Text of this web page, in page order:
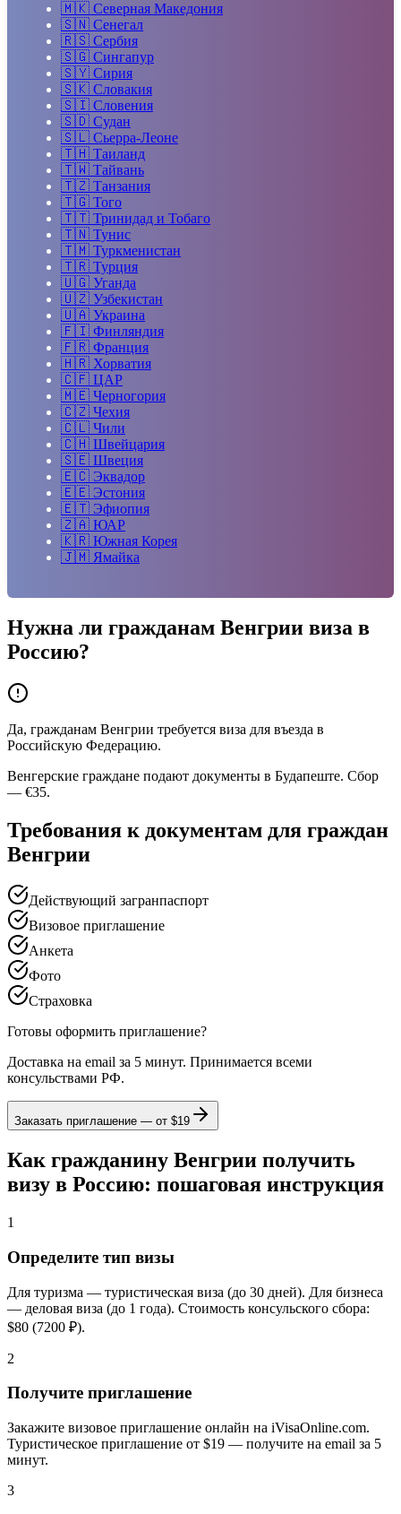
🇲🇰 Северная Македония
🇸🇳 Сенегал
🇷🇸 Сербия
🇸🇬 Сингапур
🇸🇾 Сирия
🇸🇰 Словакия
🇸🇮 Словения
🇸🇩 Судан
🇸🇱 Сьерра-Леоне
🇹🇭 Таиланд
🇹🇼 Тайвань
🇹🇿 Танзания
🇹🇬 Того
🇹🇹 Тринидад и Тобаго
🇹🇳 Тунис
🇹🇲 Туркменистан
🇹🇷 Турция
🇺🇬 Уганда
🇺🇿 Узбекистан
🇺🇦 Украина
🇫🇮 Финляндия
🇫🇷 Франция
🇭🇷 Хорватия
🇨🇫 ЦАР
🇲🇪 Черногория
🇨🇿 Чехия
🇨🇱 Чили
🇨🇭 Швейцария
🇸🇪 Швеция
🇪🇨 Эквадор
🇪🇪 Эстония
🇪🇹 Эфиопия
🇿🇦 ЮАР
🇰🇷 Южная Корея
🇯🇲 Ямайка
Нужна ли гражданам Венгрии виза в
Россию?
Да, гражданам Венгрии требуется виза для въезда в
Российскую Федерацию.
Венгерские граждане подают документы в Будапеште. Сбор
— €35.
Требования к документам для граждан
Венгрии
Действующий загранпаспорт
Визовое приглашение
Анкета
Фото
Страховка
Готовы оформить приглашение?
Доставка на email за 5 минут. Принимается всеми
консульствами РФ.
Заказать приглашение — от $19
Как гражданину Венгрии получить
визу в Россию: пошаговая инструкция
1
Определите тип визы
Для туризма — туристическая виза (до 30 дней). Для бизнеса
— деловая виза (до 1 года). Стоимость консульского сбора:
$80 (7200 ₽).
2
Получите приглашение
Закажите визовое приглашение онлайн на iVisaOnline.com.
Туристическое приглашение от $19 — получите на email за 5
минут.
3